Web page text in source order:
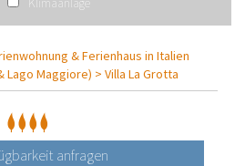
& Ferienhaus in Italien
Lago Maggiore) > Villa La Grotta
anfragen